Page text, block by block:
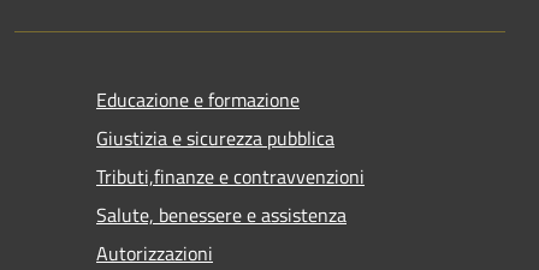
Educazione e formazione
Giustizia e sicurezza pubblica
Tributi,finanze e contravvenzioni
Salute, benessere e assistenza
Autorizzazioni